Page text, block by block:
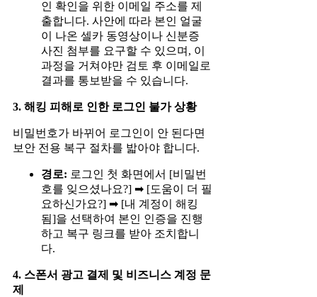
인 확인을 위한 이메일 주소를 제
출합니다. 사안에 따라 본인 얼굴
이 나온 셀카 동영상이나 신분증
사진 첨부를 요구할 수 있으며, 이
과정을 거쳐야만 검토 후 이메일로
결과를 통보받을 수 있습니다.
3. 해킹 피해로 인한 로그인 불가 상황
비밀번호가 바뀌어 로그인이 안 된다면
보안 전용 복구 절차를 밟아야 합니다.
경로: 로그인 첫 화면에서 [비밀번
호를 잊으셨나요?] ➡ [도움이 더 필
요하신가요?] ➡ [내 계정이 해킹
됨]을 선택하여 본인 인증을 진행
하고 복구 링크를 받아 조치합니
다.
4. 스폰서 광고 결제 및 비즈니스 계정 문
제